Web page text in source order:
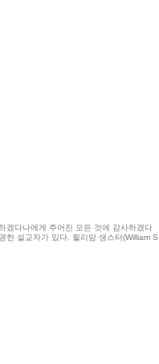
겠다나에게 주어진 모든 것에 감사하겠다
한 설교자가 있다. 윌리암 생스터(William S